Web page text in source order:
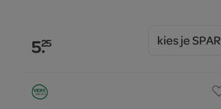
5.25 kies je SPAR